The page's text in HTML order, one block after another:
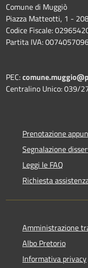
Comune di Muggiò
Piazza Matteotti, 1 -
Codice Fiscale:
Partita IVA:
PEC:
Centralino Unico: 039/
Prenotazione
Segnalazione
Leggi le FAQ
Richiesta
Amministrazione
Albo Pretorio
Informativa privacy